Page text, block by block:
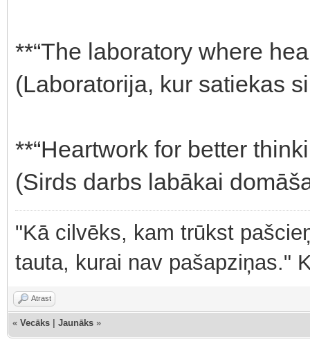
**“The laboratory where
(Laboratorija, kur satiekas
**“Heartwork for better
(Sirds darbs labākai
"Kā cilvēks, kam trūkst
tauta, kurai nav pašapziņas."
Atrast
« Vecāks Jaunāks »